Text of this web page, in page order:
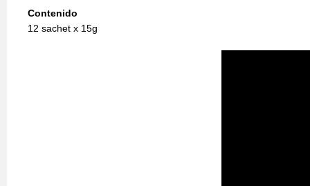
Contenido
12 sachet x 15g